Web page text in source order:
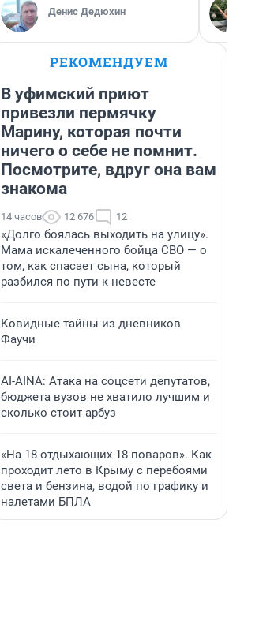
Денис Дедюхин
РЕКОМЕНДУЕМ
В уфимский приют
привезли пермячку
Марину, которая почти
ничего о себе не помнит.
Посмотрите, вдруг она вам
знакома
14 часов 12 676 12
«Долго боялась выходить на улицу».
Мама искалеченного бойца СВО — о
том, как спасает сына, который
разбился по пути к невесте
Ковидные тайны из дневников
Фаучи
AI-AINA: Атака на соцсети депутатов,
бюджета вузов не хватило лучшим и
сколько стоит арбуз
«На 18 отдыхающих 18 поваров». Как
проходит лето в Крыму с перебоями
света и бензина, водой по графику и
налетами БПЛА